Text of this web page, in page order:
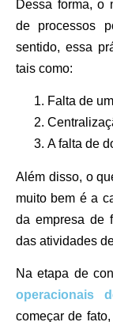
Dessa forma, o
de processos
sentido, essa
tais como:
Falta de um
A falta de
Além disso, o
muito bem é a
da empresa de
das atividades
Na etapa de
operacionais
começar de